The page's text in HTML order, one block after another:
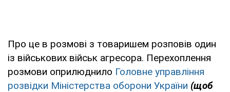
Про це в розмові з товаришем розповів один
із військових військ агресора. Перехоплення
розмови оприлюднило Головне управління
розвідки Міністерства оборони України (щоб